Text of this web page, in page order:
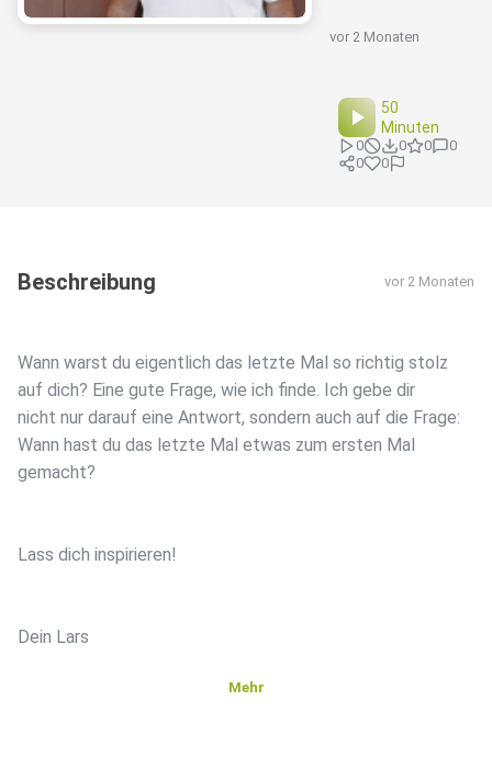
vor 2 Monaten
50
Minuten
0 0 0
0
0
0
Beschreibung vor 2 Monaten
Wann warst du eigentlich das letzte Mal so richtig stolz
auf dich? Eine gute Frage, wie ich finde. Ich gebe dir
nicht nur darauf eine Antwort, sondern auch auf die Frage:
Wann hast du das letzte Mal etwas zum ersten Mal
gemacht?
Lass dich inspirieren!
Dein Lars
Mehr